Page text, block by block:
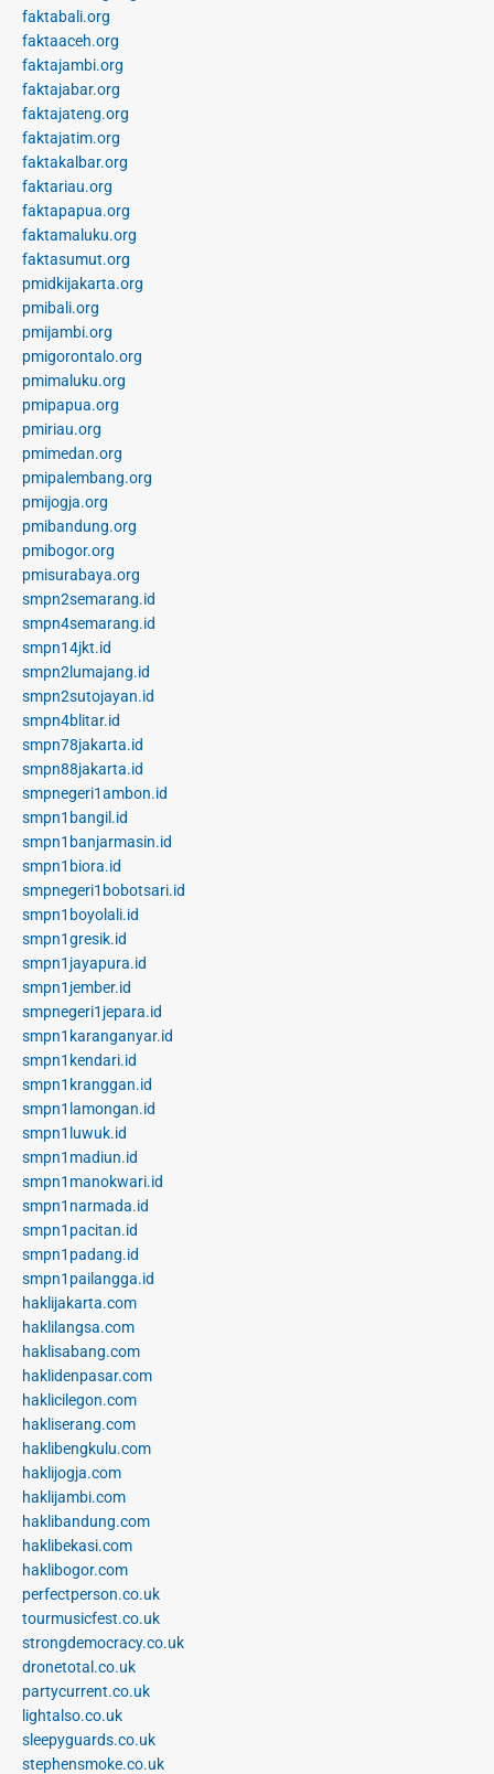
faktabali.org
faktaaceh.org
faktajambi.org
faktajabar.org
faktajateng.org
faktajatim.org
faktakalbar.org
faktariau.org
faktapapua.org
faktamaluku.org
faktasumut.org
pmidkijakarta.org
pmibali.org
pmijambi.org
pmigorontalo.org
pmimaluku.org
pmipapua.org
pmiriau.org
pmimedan.org
pmipalembang.org
pmijogja.org
pmibandung.org
pmibogor.org
pmisurabaya.org
smpn2semarang.id
smpn4semarang.id
smpn14jkt.id
smpn2lumajang.id
smpn2sutojayan.id
smpn4blitar.id
smpn78jakarta.id
smpn88jakarta.id
smpnegeri1ambon.id
smpn1bangil.id
smpn1banjarmasin.id
smpn1biora.id
smpnegeri1bobotsari.id
smpn1boyolali.id
smpn1gresik.id
smpn1jayapura.id
smpn1jember.id
smpnegeri1jepara.id
smpn1karanganyar.id
smpn1kendari.id
smpn1kranggan.id
smpn1lamongan.id
smpn1luwuk.id
smpn1madiun.id
smpn1manokwari.id
smpn1narmada.id
smpn1pacitan.id
smpn1padang.id
smpn1pailangga.id
haklijakarta.com
haklilangsa.com
haklisabang.com
haklidenpasar.com
haklicilegon.com
hakliserang.com
haklibengkulu.com
haklijogja.com
haklijambi.com
haklibandung.com
haklibekasi.com
haklibogor.com
perfectperson.co.uk
tourmusicfest.co.uk
strongdemocracy.co.uk
dronetotal.co.uk
partycurrent.co.uk
lightalso.co.uk
sleepyguards.co.uk
stephensmoke.co.uk